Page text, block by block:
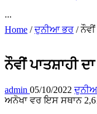
...
Home / ਦੁਨੀਆ ਭਰ /
ਨੌਵੀਂ ਪਾਤਸ਼ਾਹੀ
admin 05/10/2022
ਅਨੋਖਾ ਵਰ ਇਸ ਸਥਾਨ